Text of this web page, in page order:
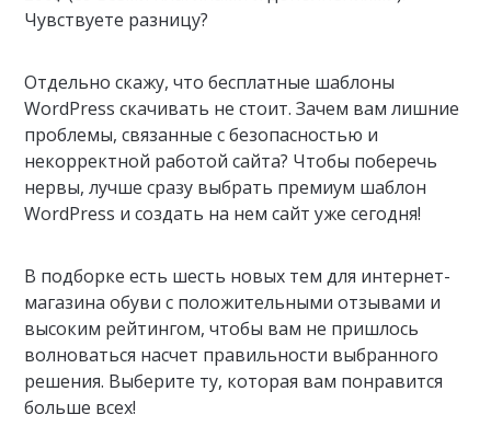
Чувствуете разницу?
Отдельно скажу, что бесплатные шаблоны
WordPress скачивать не стоит. Зачем вам лишние
проблемы, связанные с безопасностью и
некорректной работой сайта? Чтобы поберечь
нервы, лучше сразу выбрать премиум шаблон
WordPress и создать на нем сайт уже сегодня!
В подборке есть шесть новых тем для интернет-
магазина обуви с положительными отзывами и
высоким рейтингом, чтобы вам не пришлось
волноваться насчет правильности выбранного
решения. Выберите ту, которая вам понравится
больше всех!